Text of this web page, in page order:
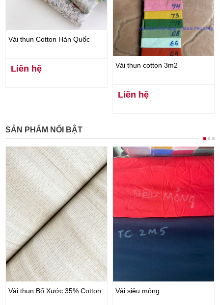
Vải thun Cotton Hàn Quốc
Liên hệ Vải thun cotton 3m2
Liên hệ
SẢN PHẨM NỔI BẬT
Vải thun Bố Xước 35% Cotton Vải siêu mỏng